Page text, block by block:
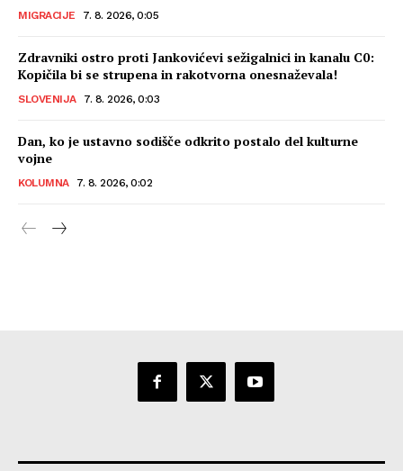
MIGRACIJE 7. 8. 2026, 0:05
Zdravniki ostro proti Jankovićevi sežigalnici in kanalu C0:
Kopičila bi se strupena in rakotvorna onesnaževala!
SLOVENIJA 7. 8. 2026, 0:03
Dan, ko je ustavno sodišče odkrito postalo del kulturne
vojne
KOLUMNA 7. 8. 2026, 0:02